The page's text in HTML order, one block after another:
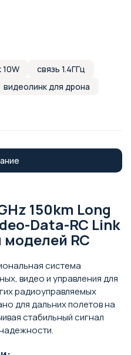
10W
связь 1.4ГГц
видеолинк для дрона
150km Long
Data-RC Link
моделей RC
система
видео и управления для
радиоуправляемых
для дальних полетов на
стабильный сигнал